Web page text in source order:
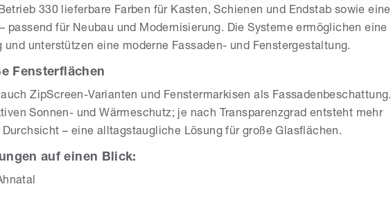
330 lieferbare Farben für Kasten, Schienen und Endstab sowie eine
passend für Neubau und Modernisierung. Die Systeme ermöglichen eine
und unterstützen eine moderne Fassaden- und Fenstergestaltung.
Fensterflächen
ZipScreen-Varianten und Fenstermarkisen als Fassadenbeschattung.
Sonnen- und Wärmeschutz; je nach Transparenzgrad entsteht mehr
– eine alltagstaugliche Lösung für große Glasflächen.
auf einen Blick: